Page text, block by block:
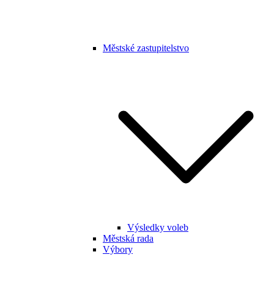
Městské zastupitelstvo
Výsledky voleb
Městská rada
Výbory